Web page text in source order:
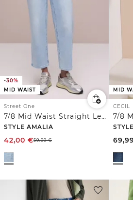
-30%
MID WAIST
Street One
7/8 Mid Waist Straight Leg Jeans im Casual Fit
STYLE AMALIA
42,00 €59,99€
MID
CECIL